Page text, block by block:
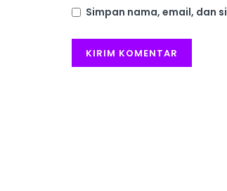
Simpan nama, email, dan